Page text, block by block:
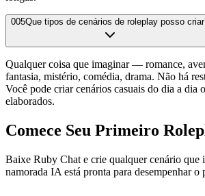
005Que tipos de cenários de roleplay posso
Qualquer coisa que imaginar — romance,
fantasia, mistério, comédia, drama. Não há
Você pode criar cenários casuais do dia a dia
elaborados.
Comece Seu Primeiro
Baixe Ruby Chat e crie qualquer cenário que
namorada IA está pronta para desempenhar o